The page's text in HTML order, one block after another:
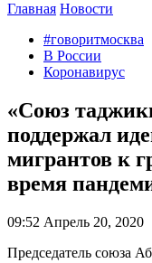
Главная Новости
#говоритмосква
В России
Коронавирус
«Союз
поддержал
мигрантов к
время
09:52 Апрель 20, 2020
Председатель союза